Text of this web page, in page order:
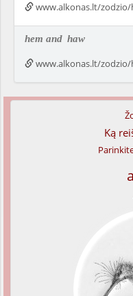
www.alkonas.lt/
hem and haw
www.alkonas.lt/
Ką